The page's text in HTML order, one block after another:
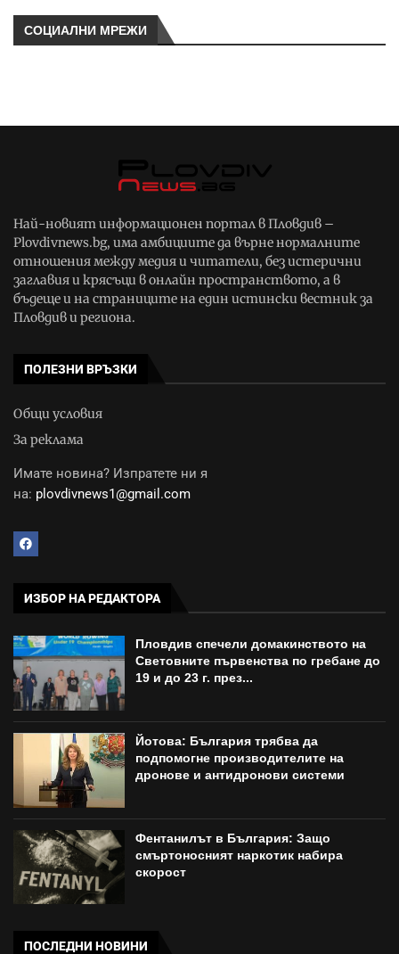
СОЦИАЛНИ МРЕЖИ
Най-новият информационен портал в Пловдив –
Plovdivnews.bg, има амбициите да върне нормалните
отношения между медия и читатели, без истерични
заглавия и крясъци в онлайн пространството, а в
бъдеще и на страниците на един истински вестник за
Пловдив и региона.
ПОЛЕЗНИ ВРЪЗКИ
Общи условия
За реклама
Имате новина? Изпратете ни я
на: plovdivnews1@gmail.com
ИЗБОР НА РЕДАКТОРА
Пловдив спечели домакинството на
Световните първенства по гребане до
19 и до 23 г. през...
Йотова: България трябва да
подпомогне производителите на
дронове и антидронови системи
Фентанилът в България: Защо
смъртоносният наркотик набира
скорост
ПОСЛЕДНИ НОВИНИ